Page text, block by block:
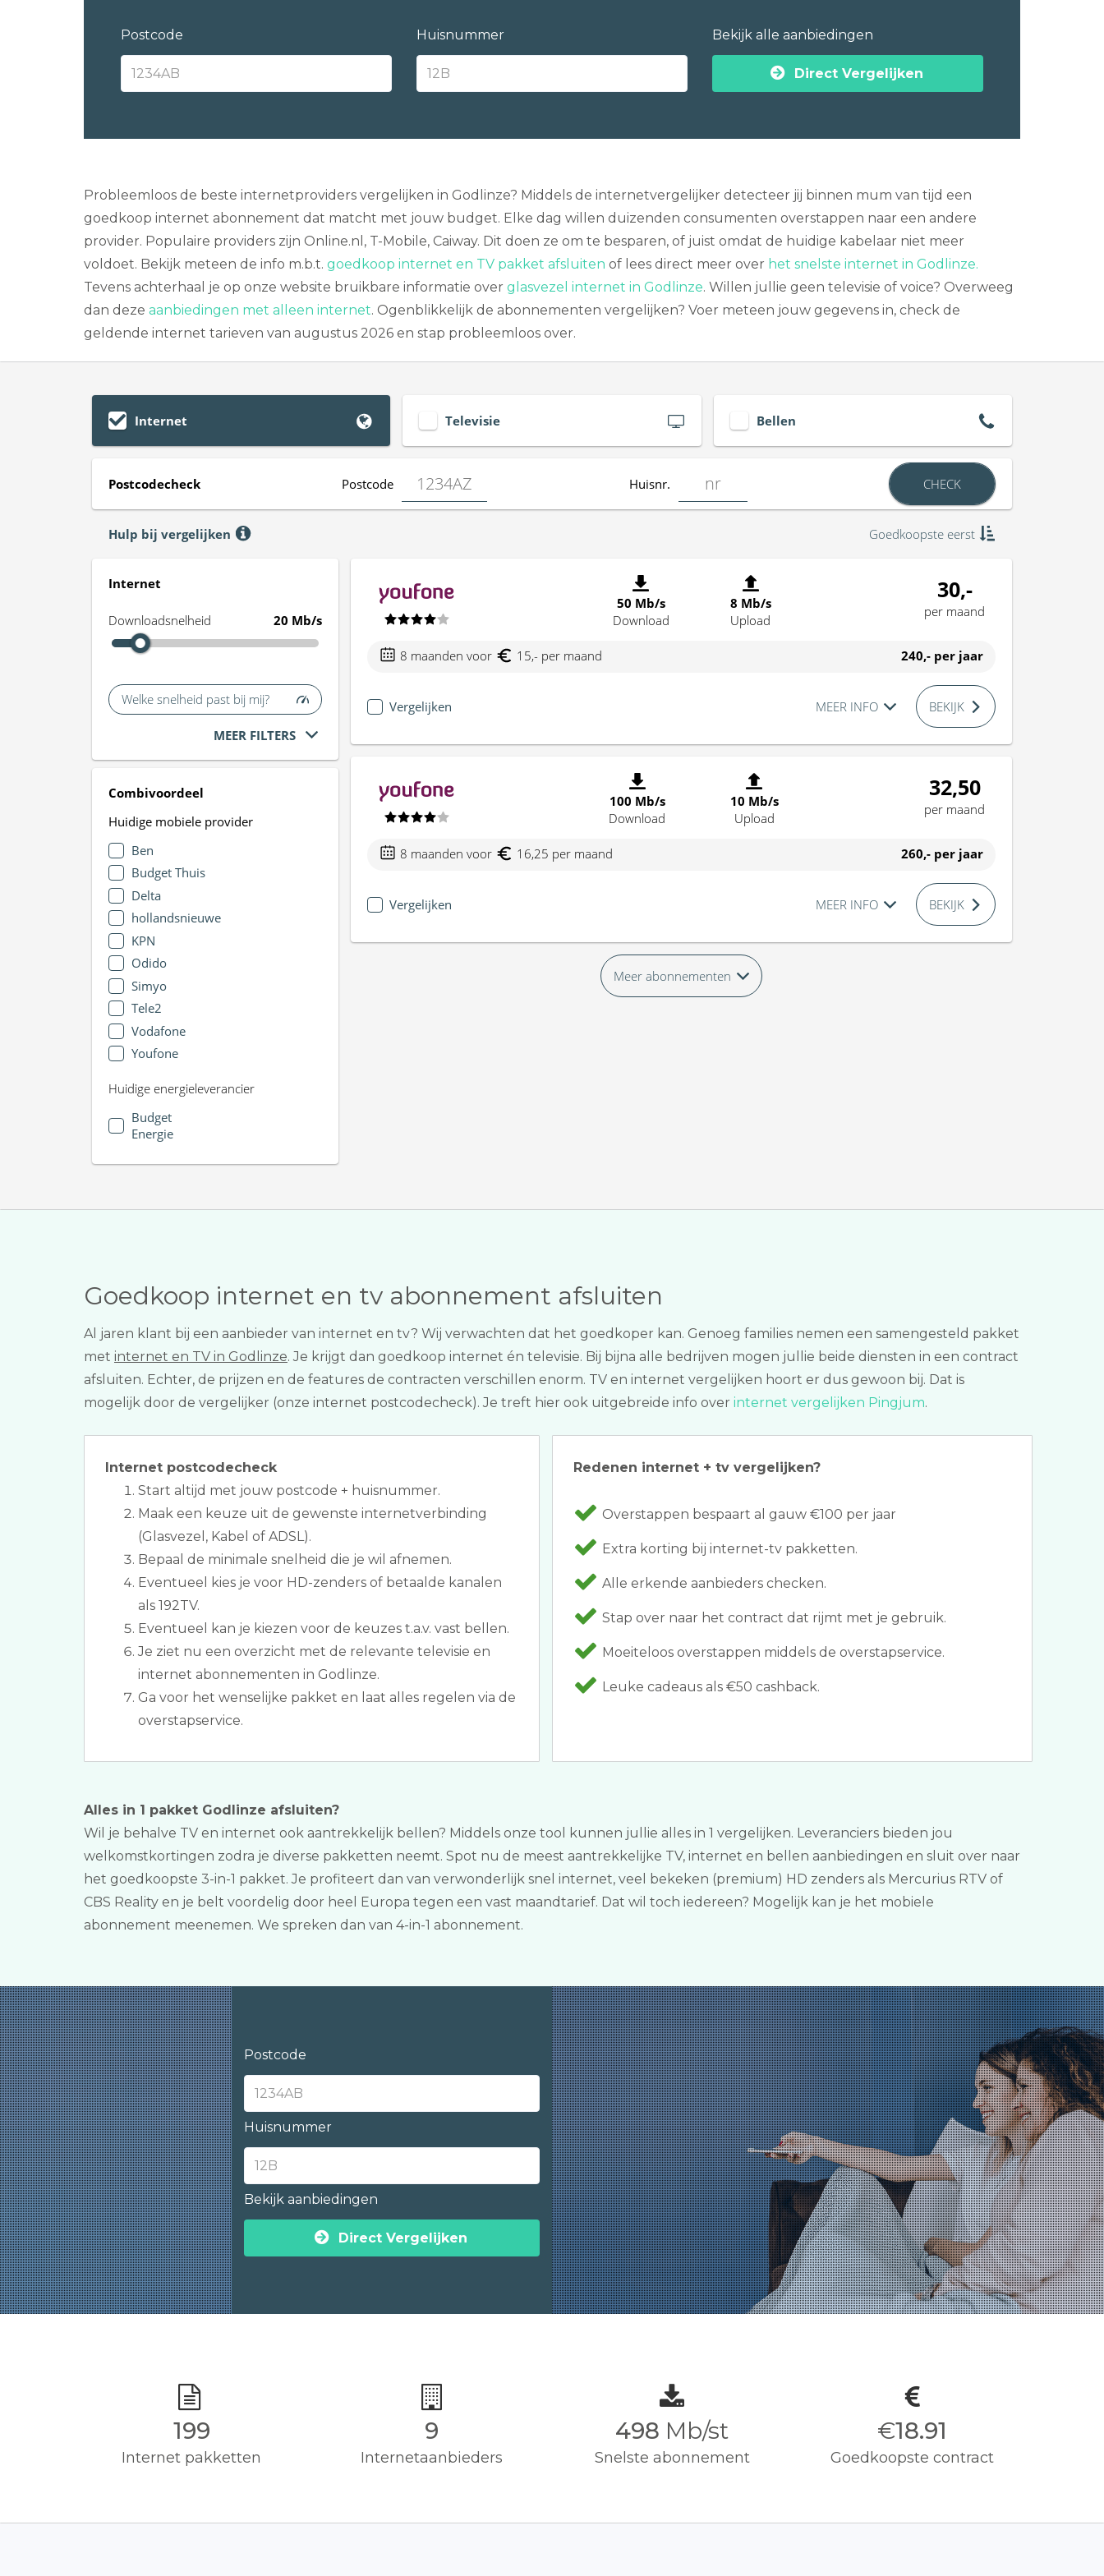
Postcode Huisnummer Bekijk alle aanbiedingen
Direct Vergelijken
Probleemloos de beste internetproviders vergelijken in Godlinze? Middels de internetvergelijker detecteer jij binnen mum van tijd een
goedkoop internet abonnement dat matcht met jouw budget. Elke dag willen duizenden consumenten overstappen naar een andere
provider. Populaire providers zijn Online.nl, T-Mobile, Caiway. Dit doen ze om te besparen, of juist omdat de huidige kabelaar niet meer
voldoet. Bekijk meteen de info m.b.t. goedkoop internet en TV pakket afsluiten of lees direct meer over het snelste internet in Godlinze.
Tevens achterhaal je op onze website bruikbare informatie over glasvezel internet in Godlinze. Willen jullie geen televisie of voice? Overweeg
dan deze aanbiedingen met alleen internet. Ogenblikkelijk de abonnementen vergelijken? Voer meteen jouw gegevens in, check de
geldende internet tarieven van augustus 2026 en stap probleemloos over.
Internet Televisie Bellen
Postcodecheck Postcode Huisnr. CHECK
Hulp bij vergelijken Goedkoopste eerst
Internet
Downloadsnelheid 20 Mb/s
Welke snelheid past bij mij?
MEER FILTERS
Combivoordeel
Huidige mobiele provider
Ben
Budget Thuis
Delta
hollandsnieuwe
KPN
Odido
Simyo
Tele2
Vodafone
Youfone
Huidige energieleverancier
Budget
Energie
50 Mb/s
Download
8 Mb/s
Upload
30,-
per maand
8 maanden voor 15,- per maand 240,- per jaar
Vergelijken MEER INFO BEKIJK
100 Mb/s
Download
10 Mb/s
Upload
32,50
per maand
8 maanden voor 16,25 per maand 260,- per jaar
Vergelijken MEER INFO BEKIJK
Meer abonnementen
Goedkoop internet en tv abonnement afsluiten
Al jaren klant bij een aanbieder van internet en tv? Wij verwachten dat het goedkoper kan. Genoeg families nemen een samengesteld pakket
met internet en TV in Godlinze. Je krijgt dan goedkoop internet én televisie. Bij bijna alle bedrijven mogen jullie beide diensten in een contract
afsluiten. Echter, de prijzen en de features de contracten verschillen enorm. TV en internet vergelijken hoort er dus gewoon bij. Dat is
mogelijk door de vergelijker (onze internet postcodecheck). Je treft hier ook uitgebreide info over internet vergelijken Pingjum.
Internet postcodecheck
Start altijd met jouw postcode + huisnummer.
Maak een keuze uit de gewenste internetverbinding
(Glasvezel, Kabel of ADSL).
Bepaal de minimale snelheid die je wil afnemen.
Eventueel kies je voor HD-zenders of betaalde kanalen
als 192TV.
Eventueel kan je kiezen voor de keuzes t.a.v. vast bellen.
Je ziet nu een overzicht met de relevante televisie en
internet abonnementen in Godlinze.
Ga voor het wenselijke pakket en laat alles regelen via de
overstapservice.
Redenen internet + tv vergelijken?
Overstappen bespaart al gauw €100 per jaar
Extra korting bij internet-tv pakketten.
Alle erkende aanbieders checken.
Stap over naar het contract dat rijmt met je gebruik.
Moeiteloos overstappen middels de overstapservice.
Leuke cadeaus als €50 cashback.
Alles in 1 pakket Godlinze afsluiten?
Wil je behalve TV en internet ook aantrekkelijk bellen? Middels onze tool kunnen jullie alles in 1 vergelijken. Leveranciers bieden jou
welkomstkortingen zodra je diverse pakketten neemt. Spot nu de meest aantrekkelijke TV, internet en bellen aanbiedingen en sluit over naar
het goedkoopste 3-in-1 pakket. Je profiteert dan van verwonderlijk snel internet, veel bekeken (premium) HD zenders als Mercurius RTV of
CBS Reality en je belt voordelig door heel Europa tegen een vast maandtarief. Dat wil toch iedereen? Mogelijk kan je het mobiele
abonnement meenemen. We spreken dan van 4-in-1 abonnement.
Postcode
Huisnummer
Bekijk aanbiedingen
Direct Vergelijken
200
Internet pakketten
9
Internetaanbieders
500 Mb/st
Snelste abonnement
€19.00
Goedkoopste contract